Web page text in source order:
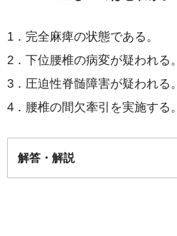
1．完全麻痺の状態である。
2．下位腰椎の病変が疑われる。
3．圧迫性脊髄障害が疑われる。
4．腰椎の間欠牽引を実施する。
解答・解説